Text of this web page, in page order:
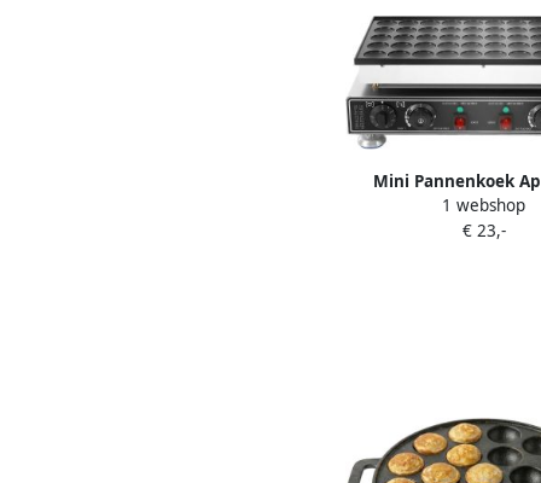
Mini Pannenkoek
Poffertjesmaker
Maken 50 Stuks
1 webshop
€ 23,-